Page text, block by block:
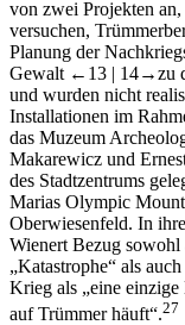
von zwei Projekten
versuchen,
Planung der
Gewalt ←13 | 14→zu
und wurden nicht
Installationen im
das Muzeum
Makarewicz und
des Stadtzentrums
Marias Olympic
Oberwiesenfeld. In
Wienert Bezug
„Katastrophe“ als
Krieg als „eine einzige
auf Trümmer häuft“.27